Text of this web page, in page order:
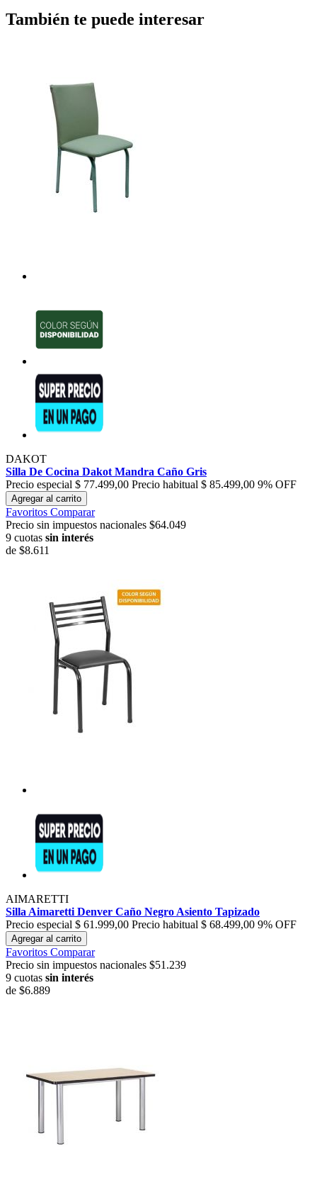
También te puede interesar
DAKOT
Silla De Cocina Dakot Mandra Caño Gris
Precio especial $ 77.499,00 Precio habitual $ 85.499,00 9% OFF
Agregar al carrito
Favoritos Comparar
Precio sin impuestos nacionales $64.049
9 cuotas sin interés
de $8.611
AIMARETTI
Silla Aimaretti Denver Caño Negro Asiento Tapizado
Precio especial $ 61.999,00 Precio habitual $ 68.499,00 9% OFF
Agregar al carrito
Favoritos Comparar
Precio sin impuestos nacionales $51.239
9 cuotas sin interés
de $6.889